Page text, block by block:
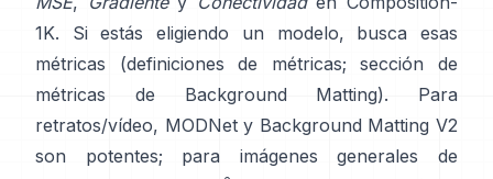
1K. Si estás eligiendo un modelo, busca esas
métricas
(definiciones de métricas;
sección de
métricas de Background Matting). Para
retratos/vídeo, MODNety Background Matting V2
son potentes; para imágenes generales de